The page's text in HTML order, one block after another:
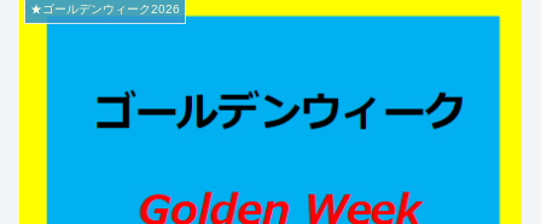
★ゴールデンウィーク2026